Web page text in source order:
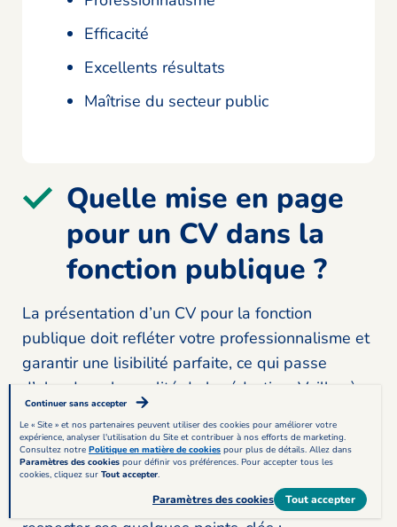
Efficacité
Excellents résultats
Maîtrise du secteur public
Quelle mise en page
pour un CV dans la
fonction publique ?
La présentation d’un CV pour la fonction
publique doit refléter votre professionnalisme et
garantir une lisibilité parfaite, ce qui passe
d’abord par la qualité de la rédaction. Veillez à
vous relire soigneusement et appuyez-vous sur
un correcteur automatique si l’orthographe n’est
pas votre point fort.
Concernant la mise en page, assurez-vous de
Continuer sans accepter
Le « Site » et nos partenaires peuvent utiliser des cookies pour améliorer votre
expérience, analyser l'utilisation du Site et contribuer à nos efforts de marketing.
Consultez notre Politique en matière de cookies pour plus de détails. Allez dans
Paramètres des cookies pour définir vos préférences. Pour accepter tous les
cookies, cliquez sur Tout accepter.
Tout accepter
Paramètres des cookies